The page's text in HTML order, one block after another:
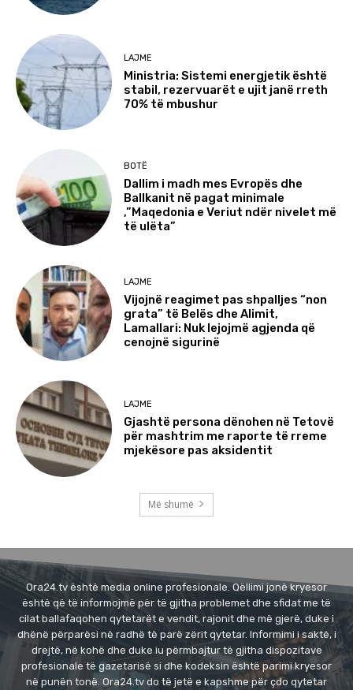
LAJME
Ministria: Sistemi energjetik është
stabil, rezervuarët e ujit janë rreth
70% të mbushur
BOTË
Dallim i madh mes Evropës dhe
Ballkanit në pagat minimale
,”Maqedonia e Veriut ndër nivelet më
të ulëta”
LAJME
Vijojnë reagimet pas shpalljes “non
grata” të Belës dhe Alimit,
Lamallari: Nuk lejojmë agjenda që
cenojnë sigurinë
LAJME
Gjashtë persona dënohen në Tetovë
për mashtrim me raporte të rreme
mjekësore pas aksidentit
Më shumë
Ora24.tv është media online profesionale. Qëllimi jonë kryesor
është që të informojmë për të gjitha problemet dhe sfidat me të
cilat ballafaqohen qytetarët e vendit, rajonit dhe më gjerë, duke i
dhënë përparësi në radhë të parë zërit qytetar. Informimi i saktë, i
drejtë, në kohë dhe duke iu përmbajtur të gjitha dispozitave
profesionale të gazetarisë si dhe kodeksin është parimi kryesor
në punën tonë. Ora24.tv do të jetë e kapshme për çdo qytetar